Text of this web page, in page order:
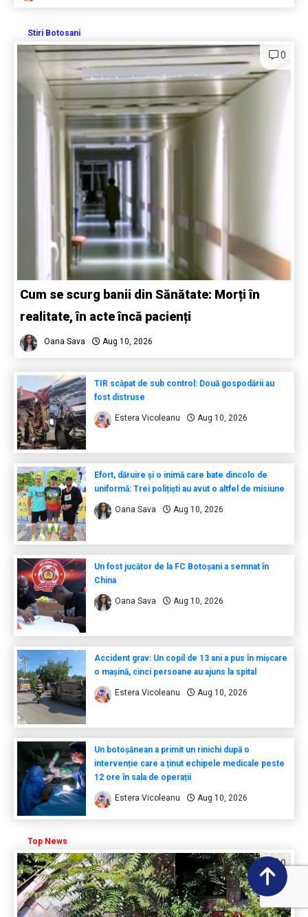
Stiri Botosani
0
Cum se scurg banii din Sănătate: Morți în
realitate, în acte încă pacienți
Oana Sava Aug 10, 2026
TIR scăpat de sub control: Două gospodării au
fost distruse
Estera Vicoleanu Aug 10, 2026
Efort, dăruire și o inimă care bate dincolo de
uniformă: Trei polițiști au avut o altfel de misiune
Oana Sava Aug 10, 2026
Un fost jucător de la FC Botoșani a semnat în
China
Oana Sava Aug 10, 2026
Accident grav: Un copil de 13 ani a pus în mișcare
o mașină, cinci persoane au ajuns la spital
Estera Vicoleanu Aug 10, 2026
Un botoșănean a primit un rinichi după o
intervenție care a ținut echipele medicale peste
12 ore în sala de operații
Estera Vicoleanu Aug 10, 2026
Top News
0